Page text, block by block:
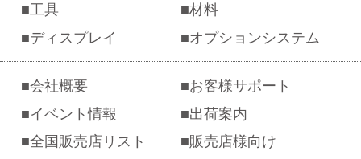
工具
材料
ディスプレイ
オプションシステム
会社概要
お客様サポート
イベント情報
出荷案内
全国販売店リスト
販売店様向け